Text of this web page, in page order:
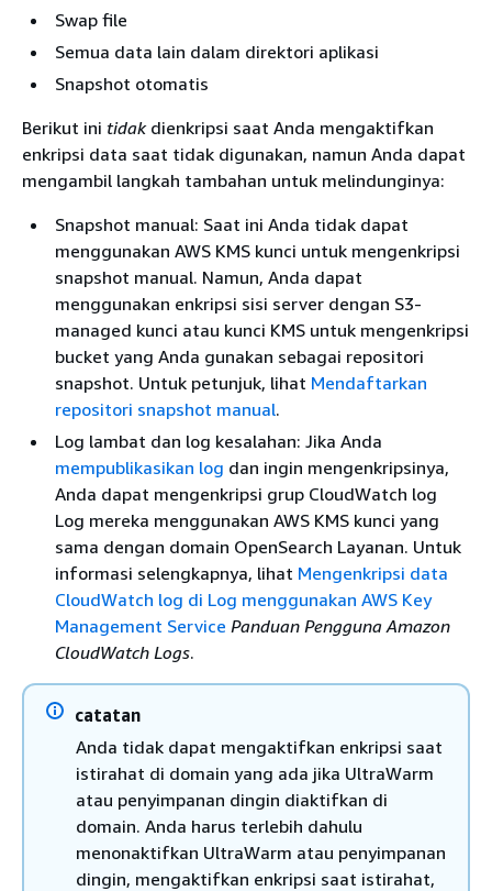
Swap file
Semua data lain dalam direktori aplikasi
Snapshot otomatis
Berikut ini tidakdienkripsi saat Anda mengaktifkan
enkripsi data saat tidak digunakan, namun Anda dapat
mengambil langkah tambahan untuk melindunginya:
Snapshot manual: Saat ini Anda tidak dapat
menggunakan AWS KMS kunci untuk mengenkripsi
snapshot manual. Namun, Anda dapat
menggunakan enkripsi sisi server dengan S3-
managed kunci atau kunci KMS untuk mengenkripsi
bucket yang Anda gunakan sebagai repositori
snapshot. Untuk petunjuk, lihat Mendaftarkan
repositori snapshot manual.
Log lambat dan log kesalahan: Jika Anda
mempublikasikan log dan ingin mengenkripsinya,
Anda dapat mengenkripsi grup CloudWatch log
Log mereka menggunakan AWS KMS kunci yang
sama dengan domain OpenSearch Layanan. Untuk
informasi selengkapnya, lihat Mengenkripsi data
CloudWatch log di Log menggunakan AWS Key
Management Service Panduan Pengguna Amazon
CloudWatch Logs.
catatan
Anda tidak dapat mengaktifkan enkripsi saat
istirahat di domain yang ada jika UltraWarm
atau penyimpanan dingin diaktifkan di
domain. Anda harus terlebih dahulu
menonaktifkan UltraWarm atau penyimpanan
dingin, mengaktifkan enkripsi saat istirahat,